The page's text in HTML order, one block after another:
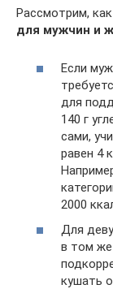
Рассмотрим,
для мужчин и
Если
для
140 г
сами,
равен 4
2000
Для
в том же
кушать